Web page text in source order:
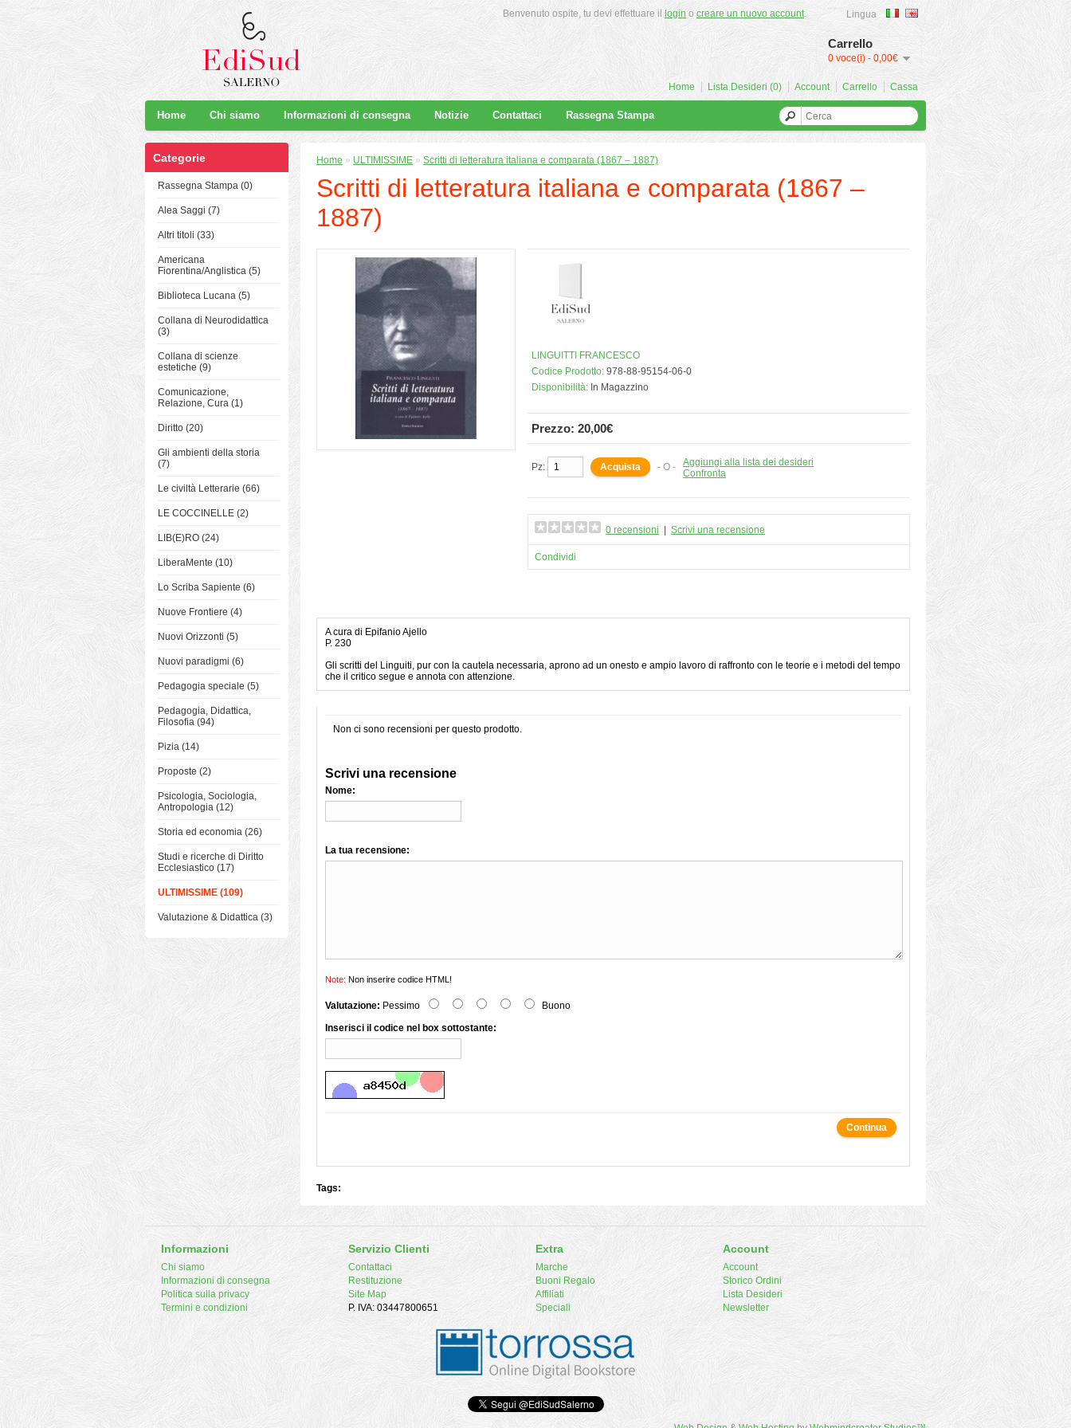
Lingua
Carrello
0 voce(i) - 0,00€
Benvenuto ospite, tu devi effettuare il login o creare un nuovo account.
Home Lista Desideri (0) Account Carrello Cassa
Home Chi siamo Informazioni di consegna Notizie Contattaci Rassegna Stampa
Categorie
Rassegna Stampa (0)
Alea Saggi (7)
Altri titoli (33)
Americana
Fiorentina/Anglistica (5)
Biblioteca Lucana (5)
Collana di Neurodidattica
(3)
Collana di scienze
estetiche (9)
Comunicazione,
Relazione, Cura (1)
Diritto (20)
Gli ambienti della storia
(7)
Le civiltà Letterarie (66)
LE COCCINELLE (2)
LIB(E)RO (24)
LiberaMente (10)
Lo Scriba Sapiente (6)
Nuove Frontiere (4)
Nuovi Orizzonti (5)
Nuovi paradigmi (6)
Pedagogia speciale (5)
Pedagogia, Didattica,
Filosofia (94)
Pizia (14)
Proposte (2)
Psicologia, Sociologia,
Antropologia (12)
Storia ed economia (26)
Studi e ricerche di Diritto
Ecclesiastico (17)
ULTIMISSIME (109)
Valutazione & Didattica (3)
Home » ULTIMISSIME » Scritti di letteratura italiana e comparata (1867 – 1887)
Scritti di letteratura italiana e comparata (1867 –
1887)
LINGUITTI FRANCESCO
Codice Prodotto: 978-88-95154-06-0
Disponibilità: In Magazzino
Prezzo: 20,00€
Pz: - O -
Aggiungi alla lista dei desideri
Confronta
0 recensioni Scrivi una recensione
Condividi
A cura di Epifanio Ajello
P. 230
Gli scritti del Linguiti, pur con la cautela necessaria, aprono ad un onesto e ampio lavoro di raffronto con le teorie e i metodi del tempo
che il critico segue e annota con attenzione.
Non ci sono recensioni per questo prodotto.
Scrivi una recensione
Nome:
La tua recensione:
Note: Non inserire codice HTML!
Valutazione: Pessimo
Buono
Inserisci il codice nel box sottostante:
Continua
Tags:
Informazioni
Chi siamo
Informazioni di consegna
Politica sulla privacy
Termini e condizioni
Servizio Clienti
Contattaci
Restituzione
Site Map
P. IVA: 03447800651
Extra
Marche
Buoni Regalo
Affiliati
Speciali
Account
Account
Storico Ordini
Lista Desideri
Newsletter